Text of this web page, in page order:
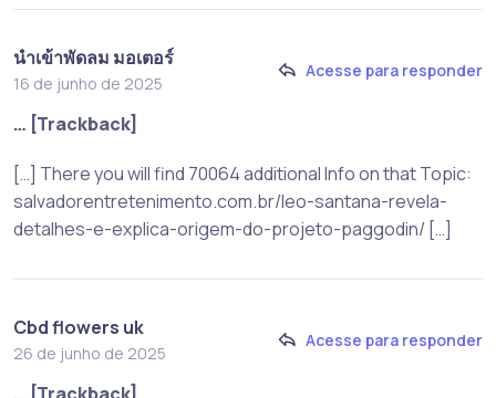
นำเข้าพัดลม มอเตอร์
16 de junho de 2025
Acesse para responder
… [Trackback]
[…] There you will find 70064 additional Info on that Topic:
salvadorentretenimento.com.br/leo-santana-revela-
detalhes-e-explica-origem-do-projeto-paggodin/ […]
Cbd flowers uk
26 de junho de 2025
Acesse para responder